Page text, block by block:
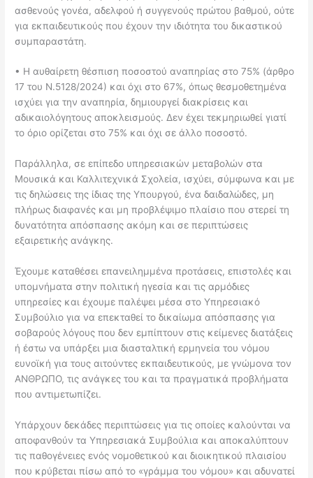
ασθενούς γονέα, αδελφού ή συγγενούς πρώτου βαθμού, ούτε
για εκπαιδευτικούς που έχουν την ιδιότητα του δικαστικού
συμπαραστάτη.
• Η αυθαίρετη θέσπιση ποσοστού αναπηρίας στο 75% (άρθρο
17 του Ν.5128/2024) και όχι στο 67%, όπως θεσμοθετημένα
ισχύει για την αναπηρία, δημιουργεί διακρίσεις και
αδικαιολόγητους αποκλεισμούς. Δεν έχει τεκμηριωθεί γιατί
το όριο ορίζεται στο 75% και όχι σε άλλο ποσοστό.
Παράλληλα, σε επίπεδο υπηρεσιακών μεταβολών στα
Μουσικά και Καλλιτεχνικά Σχολεία, ισχύει, σύμφωνα και με
τις δηλώσεις της ίδιας της Υπουργού, ένα δαιδαλώδες, μη
πλήρως διαφανές και μη προβλέψιμο πλαίσιο που στερεί τη
δυνατότητα απόσπασης ακόμη και σε περιπτώσεις
εξαιρετικής ανάγκης.
Έχουμε καταθέσει επανειλημμένα προτάσεις, επιστολές και
υπομνήματα στην πολιτική ηγεσία και τις αρμόδιες
υπηρεσίες και έχουμε παλέψει μέσα στο Υπηρεσιακό
Συμβούλιο για να επεκταθεί το δικαίωμα απόσπασης για
σοβαρούς λόγους που δεν εμπίπτουν στις κείμενες διατάξεις
ή έστω να υπάρξει μια διασταλτική ερμηνεία του νόμου
ευνοϊκή για τους αιτούντες εκπαιδευτικούς, με γνώμονα τον
ΑΝΘΡΩΠΟ, τις ανάγκες του και τα πραγματικά προβλήματα
που αντιμετωπίζει.
Υπάρχουν δεκάδες περιπτώσεις για τις οποίες καλούνται να
αποφανθούν τα Υπηρεσιακά Συμβούλια και αποκαλύπτουν
τις παθογένειες ενός νομοθετικού και διοικητικού πλαισίου
που κρύβεται πίσω από το «γράμμα του νόμου» και αδυνατεί